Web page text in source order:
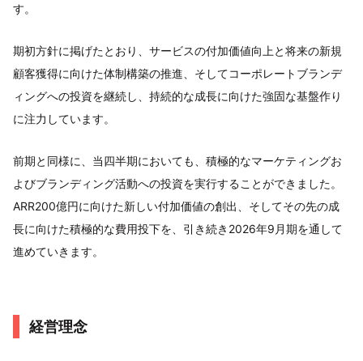
す。
期初方針に掲げたとおり、サービスの付加価値向上と将来の新規
顧客獲得に向けた体制構築の推進、そしてコーポレートブランデ
ィングへの投資を継続し、持続的な成長に向けた強固な基盤作り
に注力しています。
前期と同様に、当四半期においても、積極的なマーケティングお
よびブランディング活動への投資を実行することができました。
ARR200億円に向けた新しい付加価値の創出、そしてその先の成
長に向けた積極的な費用投下を、引き続き2026年9月期を通して
進めていきます。
経営理念